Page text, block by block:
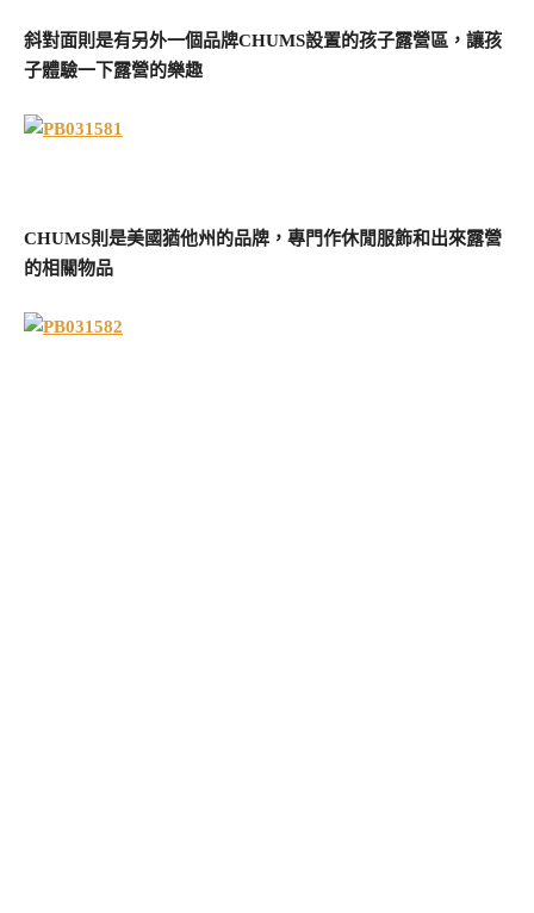
斜對面則是有另外一個品牌CHUMS設置的孩子露營區，讓孩
子體驗一下露營的樂趣
CHUMS則是美國猶他州的品牌，專門作休閒服飾和出來露營
的相關物品